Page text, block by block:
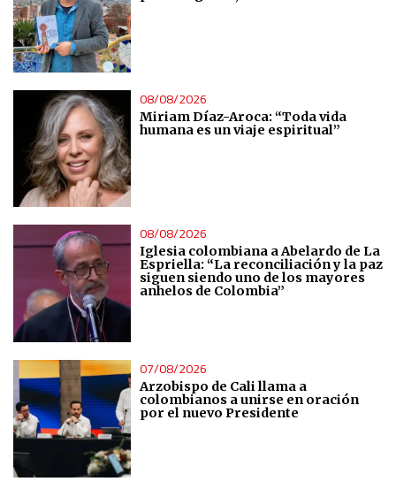
08/08/2026
Miriam Díaz-Aroca: “Toda vida
humana es un viaje espiritual”
08/08/2026
Iglesia colombiana a Abelardo de La
Espriella: “La reconciliación y la paz
siguen siendo uno de los mayores
anhelos de Colombia”
07/08/2026
Arzobispo de Cali llama a
colombianos a unirse en oración
por el nuevo Presidente
Functional
Advertising